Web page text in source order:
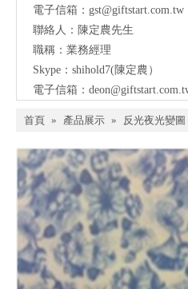
電子信箱： gst@giftstart.com.tw
聯絡人：陳定農先生
職稱：業務經理
Skype：shihold7(陳定農）
電子信箱：
首頁 » 產品展示 » 反光夜光變圖